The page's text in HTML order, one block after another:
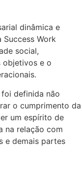
dinâmica e
Work
social,
objetivos e o
definida não
o cumprimento da
um espírito de
na relação com
e demais partes